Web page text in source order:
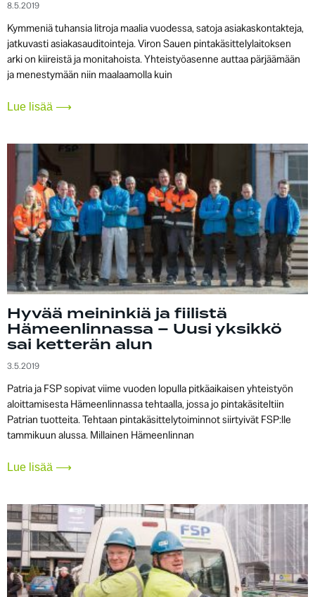
8.5.2019
Kymmeniä tuhansia litroja maalia vuodessa, satoja asiakaskontakteja,
jatkuvasti asiakasauditointeja. Viron Sauen pintakäsittelylaitoksen
arki on kiireistä ja monitahoista. Yhteistyöasenne auttaa pärjäämään
ja menestymään niin maalaamolla kuin
Lue lisää ⟶
Hyvää meininkiä ja fiilistä
Hämeenlinnassa – Uusi yksikkö
sai ketterän alun
3.5.2019
Patria ja FSP sopivat viime vuoden lopulla pitkäaikaisen yhteistyön
aloittamisesta Hämeenlinnassa tehtaalla, jossa jo pintakäsiteltiin
Patrian tuotteita. Tehtaan pintakäsittelytoiminnot siirtyivät FSP:lle
tammikuun alussa. Millainen Hämeenlinnan
Lue lisää ⟶